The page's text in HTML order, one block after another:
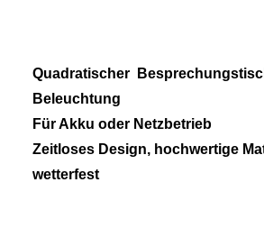
Quadratischer
Beleuchtung
Für Akku oder Netzbetrieb
Zeitloses Design, hochwertige
wetterfest